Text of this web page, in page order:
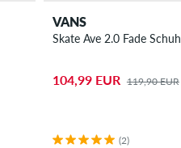
VANS
Skate Ave 2.0 Fade Schuh
104,99 EUR 119,90 EUR
(2)